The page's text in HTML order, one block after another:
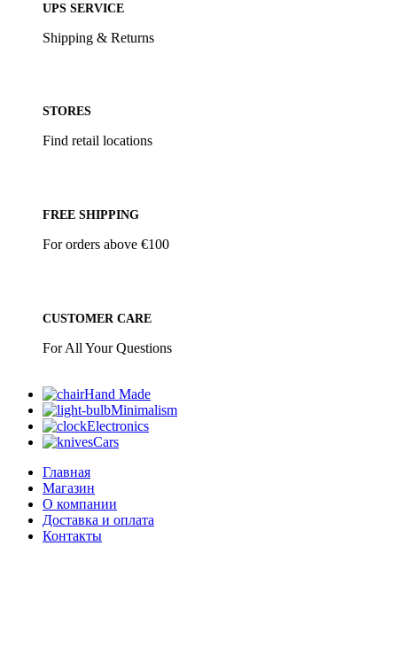
UPS SERVICE
Shipping & Returns
STORES
Find retail locations
FREE SHIPPING
For orders above €100
CUSTOMER CARE
For All Your Questions
Hand Made
Minimalism
Electronics
Cars
Главная
Магазин
О компании
Доставка и оплата
Контакты